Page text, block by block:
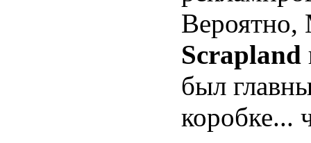
Вероятно,
Scrapland
был
коробке...